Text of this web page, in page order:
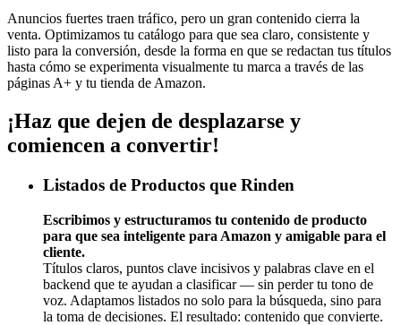
Anuncios fuertes traen tráfico, pero un gran contenido cierra la
venta. Optimizamos tu catálogo para que sea claro, consistente y
listo para la conversión, desde la forma en que se redactan tus títulos
hasta cómo se experimenta visualmente tu marca a través de las
páginas A+ y tu tienda de Amazon.
¡Haz que dejen de desplazarse y
comiencen a convertir!
Listados de Productos que Rinden
Escribimos y estructuramos tu contenido de producto
para que sea inteligente para Amazon y amigable para el
cliente.
Títulos claros, puntos clave incisivos y palabras clave en el
backend que te ayudan a clasificar — sin perder tu tono de
voz. Adaptamos listados no solo para la búsqueda, sino para
la toma de decisiones. El resultado: contenido que convierte.